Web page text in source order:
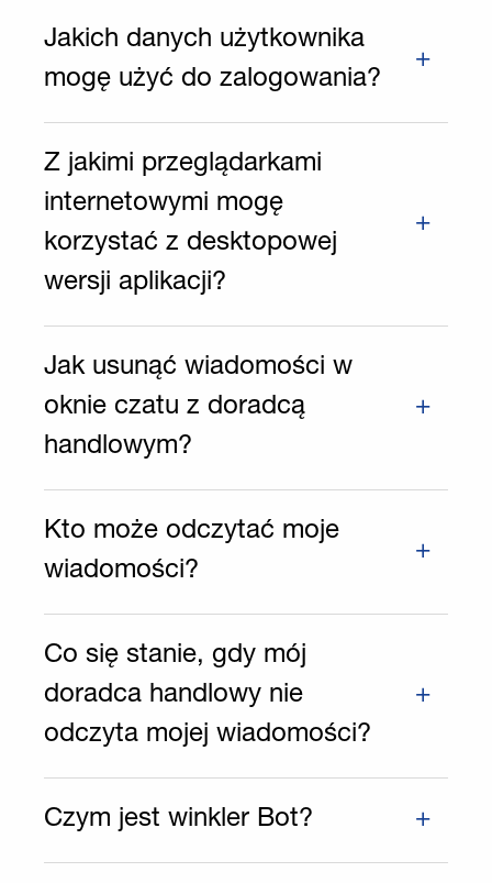
Jakich danych użytkownika
mogę użyć do zalogowania?
Z jakimi przeglądarkami
internetowymi mogę
korzystać z desktopowej
wersji aplikacji?
Jak usunąć wiadomości w
oknie czatu z doradcą
handlowym?
Kto może odczytać moje
wiadomości?
Co się stanie, gdy mój
doradca handlowy nie
odczyta mojej wiadomości?
Czym jest winkler Bot?